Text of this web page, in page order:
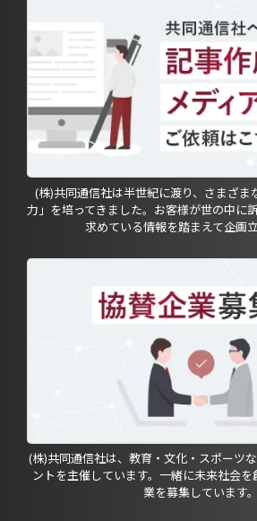
(株)共同通信社は半世紀に渡り、さまざま
力」を培ってきました。お客様が世の中に
求めている情報を踏まえて企画立
(株)共同通信社は、教育・文化・スポーツ
ントを主催しています。一緒に未来社会
業を募集しています。